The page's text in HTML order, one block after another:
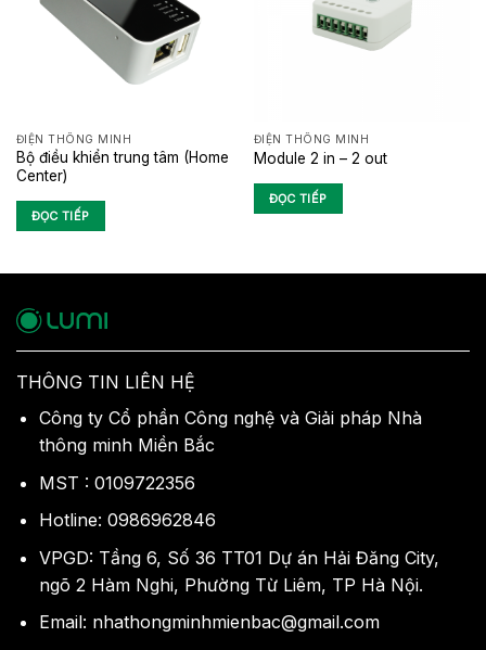
ĐIỆN THÔNG MINH
Bộ điều khiển trung tâm (Home
Center)
ĐỌC TIẾP
ĐIỆN THÔNG MINH
Module 2 in – 2 out
ĐỌC TIẾP
THÔNG TIN LIÊN HỆ
Công ty Cổ phần Công nghệ và Giải pháp Nhà
thông minh Miền Bắc
MST : 0109722356
Hotline: 0986962846
VPGD: Tầng 6, Số 36 TT01 Dự án Hải Đăng City,
ngõ 2 Hàm Nghi, Phường Từ Liêm, TP Hà Nội.
Email: nhathongminhmienbac@gmail.com